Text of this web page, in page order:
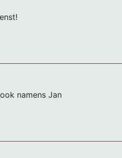
namens Jan